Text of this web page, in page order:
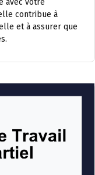
contribue à
et à assurer que